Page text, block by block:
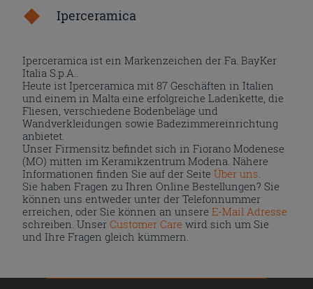
Iperceramica
Iperceramica ist ein Markenzeichen der Fa. BayKer
Italia S.p.A..
Heute ist Iperceramica mit 87 Geschäften in Italien
und einem in Malta eine erfolgreiche Ladenkette, die
Fliesen, verschiedene Bodenbeläge und
Wandverkleidungen sowie Badezimmereinrichtung
anbietet.
Unser Firmensitz befindet sich in Fiorano Modenese
(MO) mitten im Keramikzentrum Modena. Nähere
Informationen finden Sie auf der Seite Über uns
Sie haben Fragen zu Ihren Online Bestellungen? Sie
können uns entweder unter der Telefonnummer
erreichen, oder Sie können an unsereE-Mail Adresse
schreiben. UnserCustomer Care wird sich um Sie
und Ihre Fragen gleich kümmern.